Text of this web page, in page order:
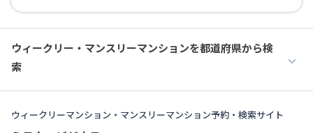
ウィークリー・マンスリーマンションを都道府県から検
索
ウィークリーマンション・マンスリーマンション予約・検索サイト